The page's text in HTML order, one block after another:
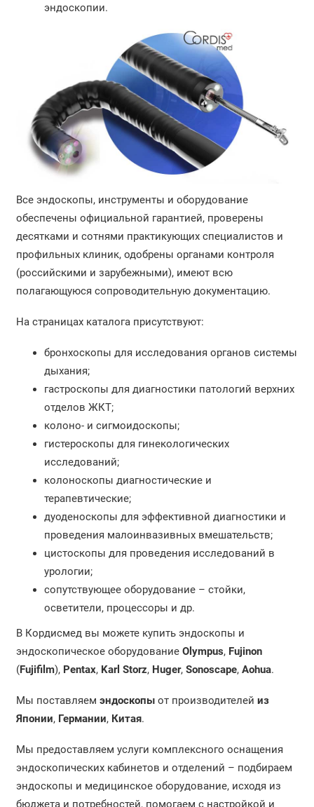
эндоскопии.
Все эндоскопы, инструменты и оборудование
обеспечены официальной гарантией, проверены
десятками и сотнями практикующих специалистов и
профильных клиник, одобрены органами контроля
(российскими и зарубежными), имеют всю
полагающуюся сопроводительную документацию.
На страницах каталога присутствуют:
бронхоскопы для исследования органов системы
дыхания;
гастроскопы для диагностики патологий верхних
отделов ЖКТ;
колоно- и сигмоидоскопы;
гистероскопы для гинекологических
исследований;
колоноскопы диагностические и
терапевтические;
дуоденоскопы для эффективной диагностики и
проведения малоинвазивных вмешательств;
цистоскопы для проведения исследований в
урологии;
сопутствующее оборудование – стойки,
осветители, процессоры и др.
В Кордисмед вы можете купить эндоскопы и
эндоскопическое оборудование Olympus, Fujinon
(Fujifilm), Pentax, Karl Storz, Huger, Sonoscape, Aohua.
Мы поставляем эндоскопыот производителей из
Японии, Германии, Китая.
Мы предоставляем услуги комплексного оснащения
эндоскопических кабинетов и отделений – подбираем
эндоскопы и медицинское оборудование, исходя из
бюджета и потребностей, помогаем с настройкой и